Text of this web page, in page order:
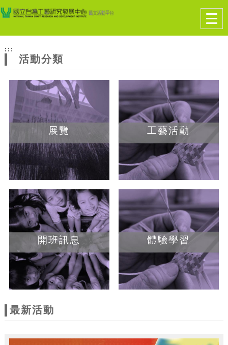
網
站
主
題
跳到主要內容
網站導覽
:::
活動分類
展覽 工藝活動
開班訊息 體驗學習
最新活動